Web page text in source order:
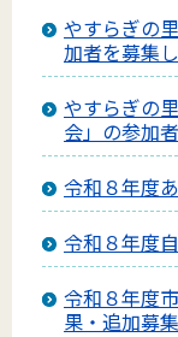
やすらぎの
加者を募集し
やすらぎの
会」の参加
令和８年度
令和８年度
令和８年度
果・追加募集